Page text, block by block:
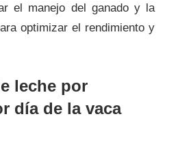
el manejo del ganado y la
optimizar el rendimiento y
leche por
día de la vaca